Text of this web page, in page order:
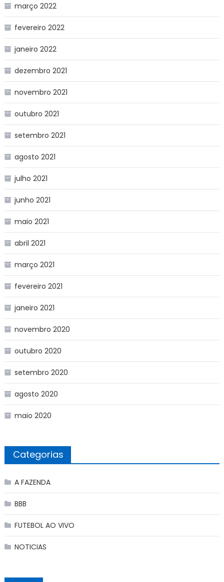
março 2022
fevereiro 2022
janeiro 2022
dezembro 2021
novembro 2021
outubro 2021
setembro 2021
agosto 2021
julho 2021
junho 2021
maio 2021
abril 2021
março 2021
fevereiro 2021
janeiro 2021
novembro 2020
outubro 2020
setembro 2020
agosto 2020
maio 2020
Categorias
A FAZENDA
BBB
FUTEBOL AO VIVO
NOTICIAS